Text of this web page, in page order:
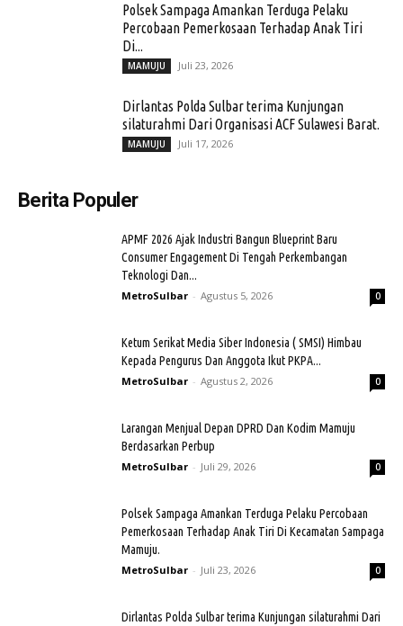
Polsek Sampaga Amankan Terduga Pelaku
Percobaan Pemerkosaan Terhadap Anak Tiri
Di...
MAMUJU Juli 23, 2026
Dirlantas Polda Sulbar terima Kunjungan
silaturahmi Dari Organisasi ACF Sulawesi Barat.
MAMUJU Juli 17, 2026
Berita Populer
APMF 2026 Ajak Industri Bangun Blueprint Baru
Consumer Engagement Di Tengah Perkembangan
Teknologi Dan...
MetroSulbar - Agustus 5, 2026 0
Ketum Serikat Media Siber Indonesia ( SMSI) Himbau
Kepada Pengurus Dan Anggota Ikut PKPA...
MetroSulbar - Agustus 2, 2026 0
Larangan Menjual Depan DPRD Dan Kodim Mamuju
Berdasarkan Perbup
MetroSulbar - Juli 29, 2026 0
Polsek Sampaga Amankan Terduga Pelaku Percobaan
Pemerkosaan Terhadap Anak Tiri Di Kecamatan Sampaga
Mamuju.
MetroSulbar - Juli 23, 2026 0
Dirlantas Polda Sulbar terima Kunjungan silaturahmi Dari